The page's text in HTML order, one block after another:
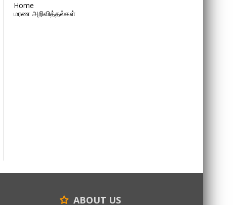
Home
மரண அறிவித்தல்கள்
ABOUT US